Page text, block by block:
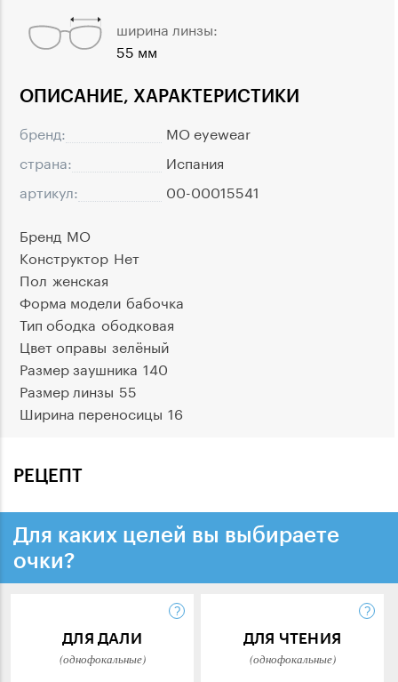
ОПИСАНИЕ, ХАРАКТЕРИСТИКИ
бренд:
MO eyewear
страна:
Испания
артикул:
00-00015541
Бренд MO
Конструктор Нет
Пол женская
Форма модели бабочка
Тип ободка ободковая
Цвет оправы зелёный
Размер заушника 140
Размер линзы 55
Ширина переносицы 16
ширина линзы:
55 мм
РЕЦЕПТ
Для каких целей вы выбираете
очки?
ДЛЯ ДАЛИ
(однофокальные)
ДЛЯ ЧТЕНИЯ
(однофокальные)